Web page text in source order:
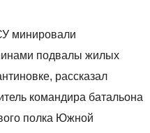
минировали
подвалы жилых
рассказал
командира батальона
полка Южной